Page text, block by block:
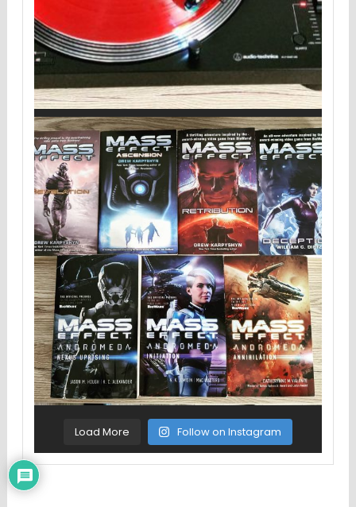
Load More Follow on Instagram